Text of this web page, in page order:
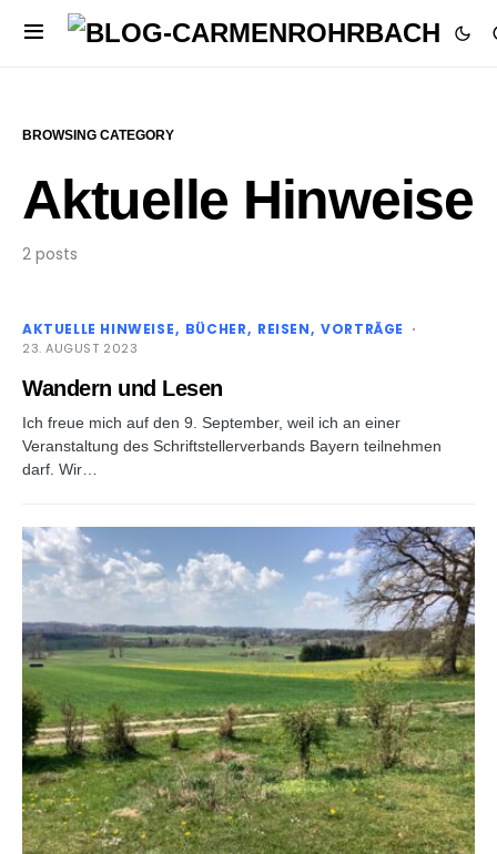
BROWSING CATEGORY
Aktuelle Hinweise
2 posts
AKTUELLE HINWEISE BÜCHER REISEN VORTRÄGE
23. AUGUST 2023
Wandern und Lesen
Ich freue mich auf den 9. September, weil ich an einer
Veranstaltung des Schriftstellerverbands Bayern teilnehmen
darf. Wir…